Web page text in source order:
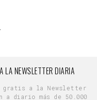
LA NEWSLETTER DIARIA
gratis a la Newsletter
a diario más de 50.000